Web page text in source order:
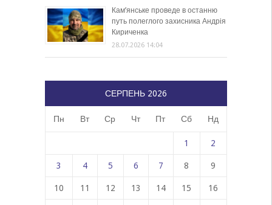
Кам’янське проведе в останню
путь полеглого захисника Андрія
Кириченка
28.07.2026 14:04
СЕРПЕНЬ 2026
Пн Вт Ср Чт Пт Сб Нд
1 2
3 4 5 6 7 8 9
10 11 12 13 14 15 16